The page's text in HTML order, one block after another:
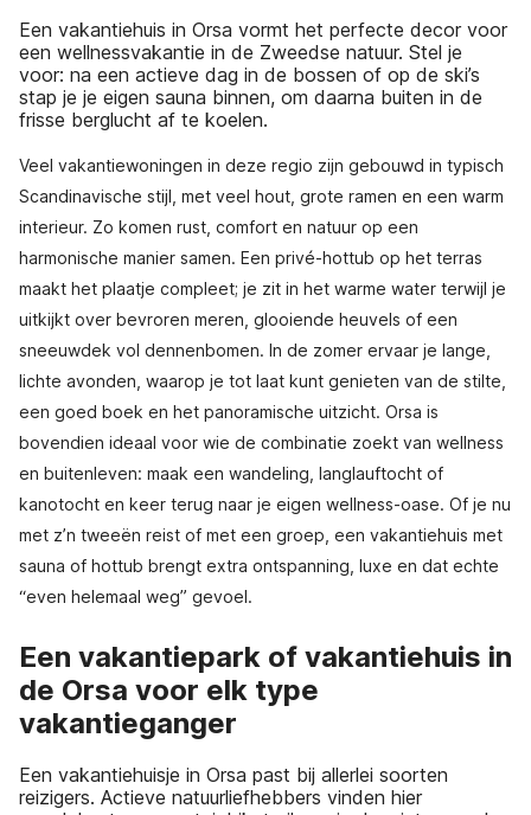
Een vakantiehuis in Orsa vormt het perfecte decor voor
een wellnessvakantie in de Zweedse natuur. Stel je
voor: na een actieve dag in de bossen of op de ski’s
stap je je eigen sauna binnen, om daarna buiten in de
frisse berglucht af te koelen.
Veel vakantiewoningen in deze regio zijn gebouwd in typisch
Scandinavische stijl, met veel hout, grote ramen en een warm
interieur. Zo komen rust, comfort en natuur op een
harmonische manier samen. Een privé-hottub op het terras
maakt het plaatje compleet; je zit in het warme water terwijl je
uitkijkt over bevroren meren, glooiende heuvels of een
sneeuwdek vol dennenbomen. In de zomer ervaar je lange,
lichte avonden, waarop je tot laat kunt genieten van de stilte,
een goed boek en het panoramische uitzicht. Orsa is
bovendien ideaal voor wie de combinatie zoekt van wellness
en buitenleven: maak een wandeling, langlauftocht of
kanotocht en keer terug naar je eigen wellness-oase. Of je nu
met z’n tweeën reist of met een groep, een vakantiehuis met
sauna of hottub brengt extra ontspanning, luxe en dat echte
“even helemaal weg” gevoel.
Een vakantiepark of vakantiehuis in
de Orsa voor elk type
vakantieganger
Een vakantiehuisje in Orsa past bij allerlei soorten
reizigers. Actieve natuurliefhebbers vinden hier